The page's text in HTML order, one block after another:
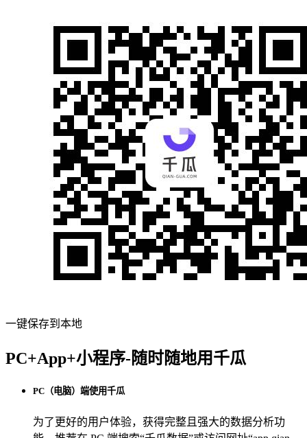
一键保存到本地
PC+App+小程序-随时随地用千瓜
PC（电脑）端使用千瓜
为了更好的用户体验，获得完整且强大的数据分析功